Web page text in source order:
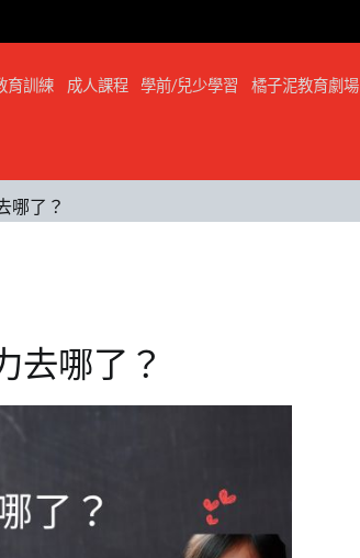
育訓練 成人課程 學前/兒少學習 橘子泥教育劇場
哪了？
去哪了？